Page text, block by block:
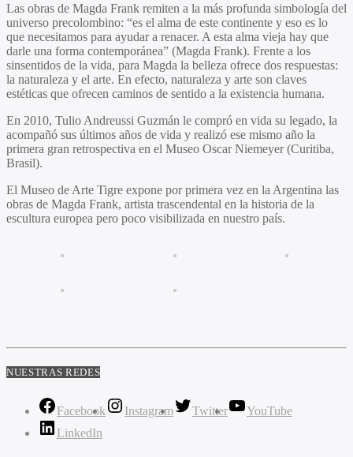
Las obras de Magda Frank remiten a la más profunda simbología del
universo precolombino: “es el alma de este continente y eso es lo
que necesitamos para ayudar a renacer. A esta alma vieja hay que
darle una forma contemporánea” (Magda Frank). Frente a los
sinsentidos de la vida, para Magda la belleza ofrece dos respuestas:
la naturaleza y el arte. En efecto, naturaleza y arte son claves
estéticas que ofrecen caminos de sentido a la existencia humana.
En 2010, Tulio Andreussi Guzmán le compró en vida su legado, la
acompañó sus últimos años de vida y realizó ese mismo año la
primera gran retrospectiva en el Museo Oscar Niemeyer (Curitiba,
Brasil).
El Museo de Arte Tigre expone por primera vez en la Argentina las
obras de Magda Frank, artista trascendental en la historia de la
escultura europea pero poco visibilizada en nuestro país.
NUESTRAS REDES
Facebook Instagram Twitter
YouTube
LinkedIn